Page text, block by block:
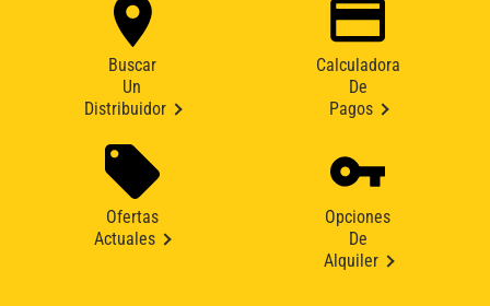
Buscar
Un
Distribuidor
Calculadora
De
Pagos
Ofertas
Actuales
Opciones
De
Alquiler